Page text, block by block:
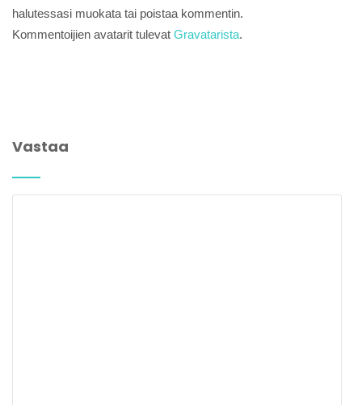
halutessasi muokata tai poistaa kommentin.
Kommentoijien avatarit tulevat Gravatarista.
Vastaa